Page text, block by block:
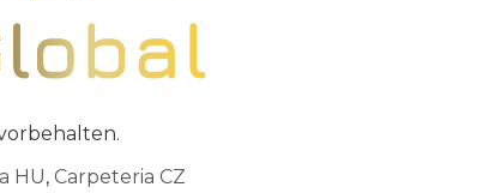
HU, Carpeteria CZ